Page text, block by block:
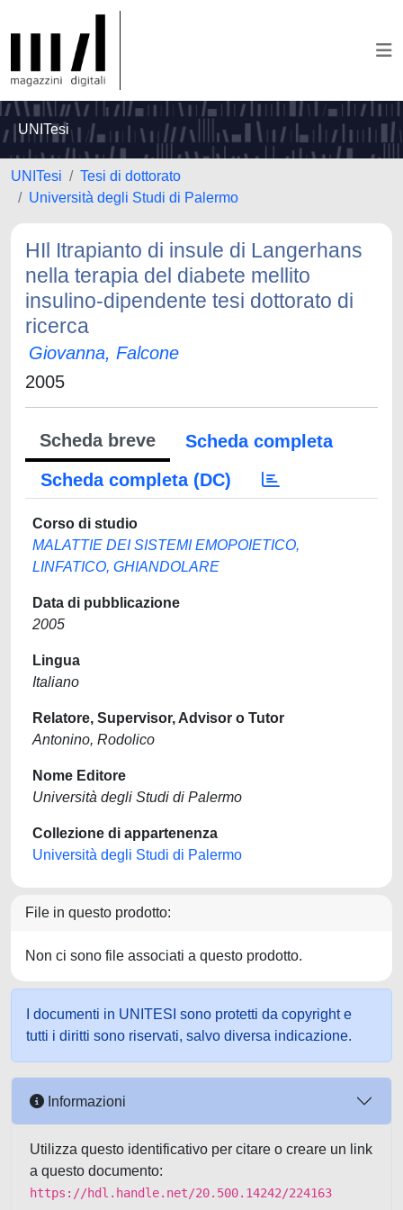
UNITesi
UNITesi
Tesi di dottorato
Università degli Studi di Palermo
HIl Itrapianto di insule di Langerhans
nella terapia del diabete mellito
insulino-dipendente tesi dottorato di
ricerca
Giovanna, Falcone
2005
Scheda breve
Scheda completa
Scheda completa (DC)
Corso di studio
MALATTIE DEI SISTEMI EMOPOIETICO,
LINFATICO, GHIANDOLARE
Data di pubblicazione
2005
Lingua
Italiano
Relatore, Supervisor, Advisor o Tutor
Antonino, Rodolico
Nome Editore
Università degli Studi di Palermo
Collezione di appartenenza
Università degli Studi di Palermo
File in questo prodotto:
Non ci sono file associati a questo prodotto.
I documenti in UNITESI sono protetti da copyright e
tutti i diritti sono riservati, salvo diversa indicazione.
Informazioni
Utilizza questo identificativo per citare o creare un link
a questo documento:
https://hdl.handle.net/20.500.14242/224163